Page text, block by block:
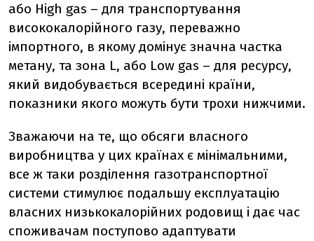
або High gas – для транспортування
висококалорійного газу, переважно
імпортного, в якому домінує значна частка
метану, та зона L, або Low gas – для ресурсу,
який видобувається всередині країни,
показники якого можуть бути трохи нижчими.
Зважаючи на те, що обсяги власного
виробництва у цих країнах є мінімальними,
все ж таки розділення газотранспортної
системи стимулює подальшу експлуатацію
власних низькокалорійних родовищ і дає час
споживачам поступово адаптувати